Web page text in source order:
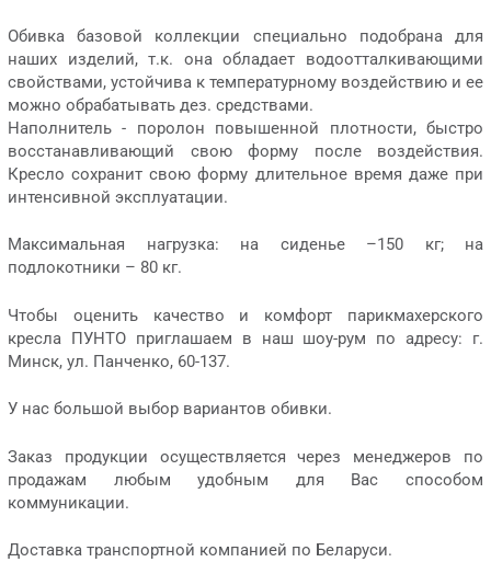
Обивка базовой коллекции специально подобрана для
наших изделий, т.к. она обладает водоотталкивающими
свойствами, устойчива к температурному воздействию и ее
можно обрабатывать дез. средствами.
Наполнитель - поролон повышенной плотности, быстро
восстанавливающий свою форму после воздействия.
Кресло сохранит свою форму длительное время даже при
интенсивной эксплуатации.
Максимальная нагрузка: на сиденье –150 кг; на
подлокотники – 80 кг.
Чтобы оценить качество и комфорт парикмахерского
кресла ПУНТО приглашаем в наш шоу-рум по адресу: г.
Минск, ул. Панченко, 60-137.
У нас большой выбор вариантов обивки.
Заказ продукции осуществляется через менеджеров по
продажам любым удобным для Вас способом
коммуникации.
Доставка транспортной компанией по Беларуси.